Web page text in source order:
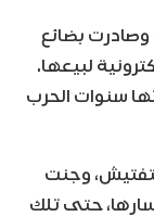
وصادرت بضائع
لبيعها.
سنوات الحرب
وجنت
حتى تلك